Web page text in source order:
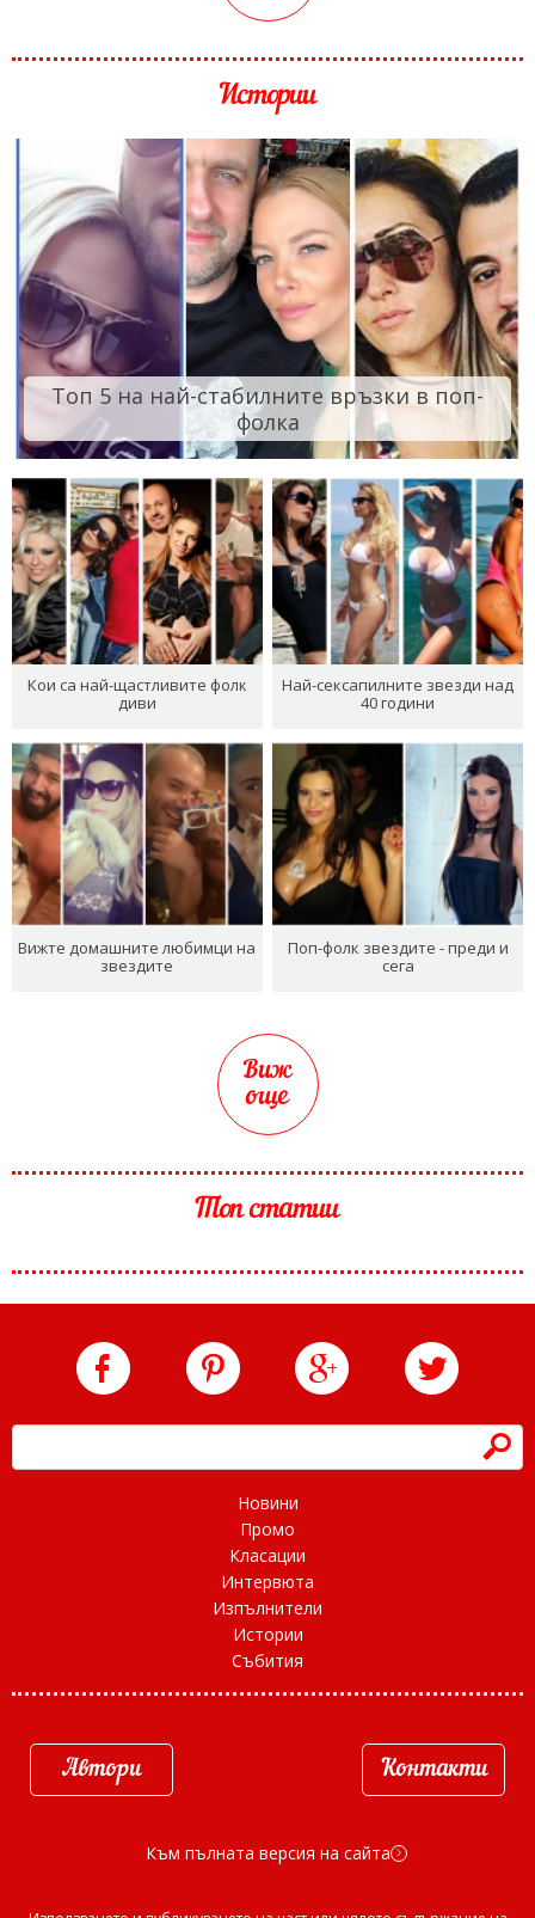
Истории
Топ 5 на най-стабилните връзки в поп-
фолка
Кои са най-щастливите фолк
диви
Най-сексапилните звезди над
40 години
Вижте домашните любимци на
звездите
Поп-фолк звездите - преди и
сега
Виж
още
Топ статии
h
Новини
Промо
Класации
Интервюта
Изпълнители
Истории
Събития
Автори Контакти
Към пълната версия на сайта d